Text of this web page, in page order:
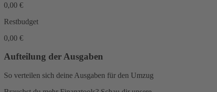
0,00 €
Restbudget
0,00 €
Aufteilung der Ausgaben
So verteilen sich deine Ausgaben für den Umzug